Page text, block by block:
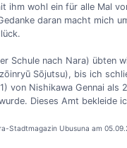
ihm wohl ein für alle Mal
daran macht mich
Schule nach Nara) übten
Sōjutsu), bis ich
von Nishikawa Gennai als
Dieses Amt bekleide
Stadtmagazin Ubusuna am